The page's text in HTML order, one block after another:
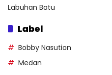
Labuhan Batu
Label
Bobby Nasution
Medan